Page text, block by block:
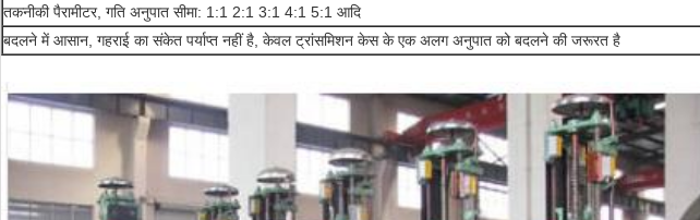
तकनीकी पैरामीटर, गति अनुपात सीमा: 1:1 2:1 3:1 4:1 5:1 आदि
बदलने में आसान, गहराई का संकेत पर्याप्त नहीं है, केवल ट्रांसमिशन केस के एक अलग अनुपात को बदलने की जरूरत है